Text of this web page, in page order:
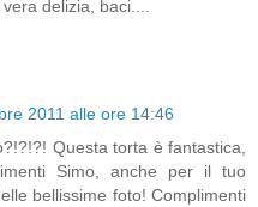
delizia, baci....
2011 alle ore 14:46
Questa torta è fantastica,
Simo, anche per il tuo
bellissime foto! Complimenti